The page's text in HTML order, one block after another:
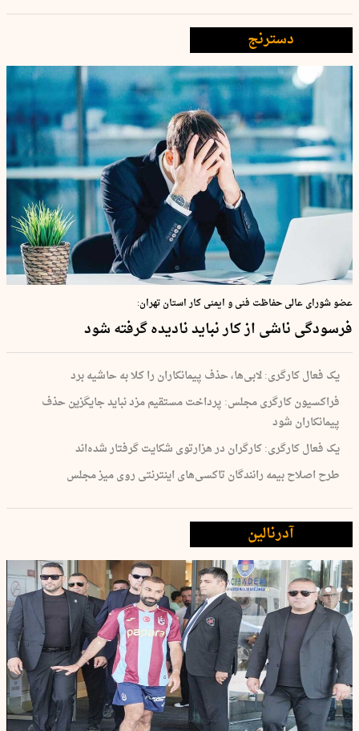
دسترنج
عضو شورای عالی حفاظت فنی و ایمنی کار استان تهران:
فرسودگی ناشی از کار نباید نادیده گرفته شود
یک فعال کارگری: لابی‌ها، حذف پیمانکاران را کلا به حاشیه برد
فراکسیون کارگری مجلس: پرداخت مستقیم مزد نباید جایگزین حذف
پیمانکاران شود
یک فعال کارگری: کارگران در هزارتوی شکایت گرفتار شده‌اند
طرح اصلاح بیمه رانندگان تاکسی‌های اینترنتی روی میز مجلس
آدرنالین